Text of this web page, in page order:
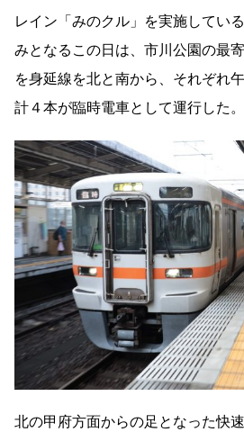
レイン「みのクル」を実施してい
みとなるこの日は、市川公園の最
を身延線を北と南から、それぞれ
計４本が臨時電車として運行した。
北の甲府方面からの足となった快